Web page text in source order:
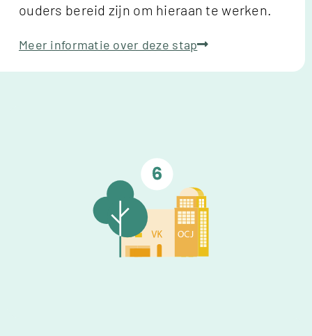
ouders bereid zijn om hieraan te werken.
Meer informatie over deze stap